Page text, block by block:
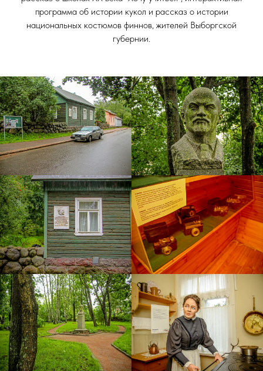
программа об истории кукол и рассказ о истории
национальных костюмов финнов, жителей Выборгской
губернии.